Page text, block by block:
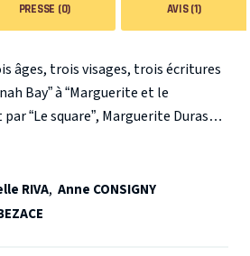
PRESSE (0) AVIS (1)
âges, trois visages, trois écritures
Bay” à “Marguerite et le
“Le square”, Marguerite Duras
trois conversations singulières,
de l’existence. Son intense acuité
et l’Histoire.
RIVA, Anne CONSIGNY